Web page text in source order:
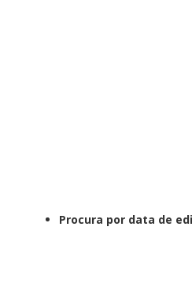
Procura por data de